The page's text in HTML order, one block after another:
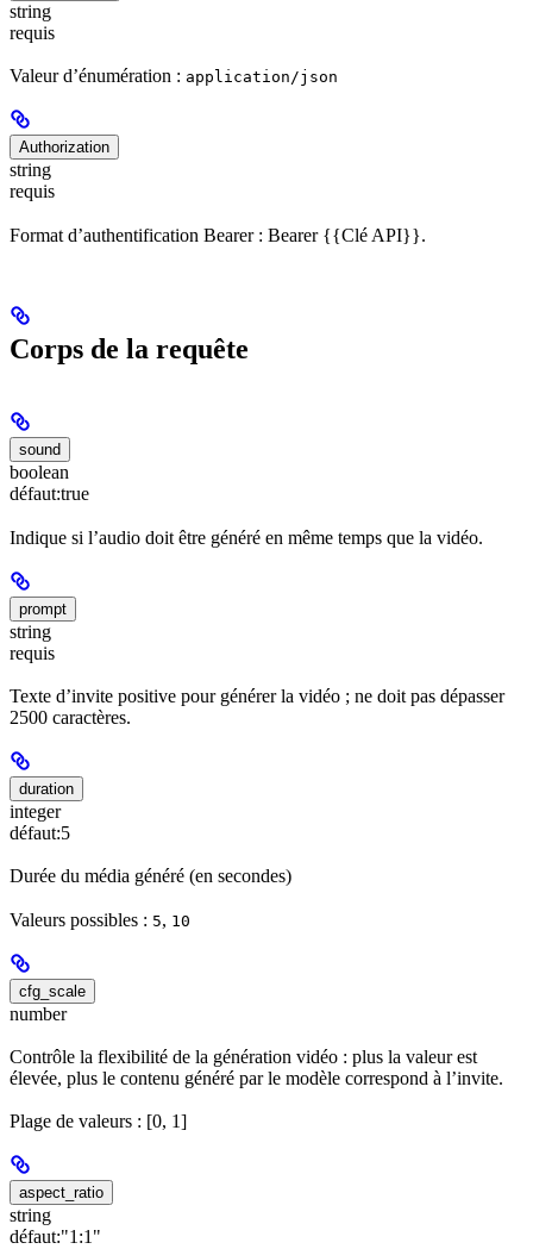
string
requis
Valeur d’énumération : application/json
Authorization
string
requis
Format d’authentification Bearer : Bearer {{Clé API}}.
Corps de la requête
sound
boolean
défaut:true
Indique si l’audio doit être généré en même temps que la vidéo.
prompt
string
requis
Texte d’invite positive pour générer la vidéo ; ne doit pas dépasser
2500 caractères.
duration
integer
défaut:5
Durée du média généré (en secondes)
Valeurs possibles : 5, 10
cfg_scale
number
Contrôle la flexibilité de la génération vidéo : plus la valeur est
élevée, plus le contenu généré par le modèle correspond à l’invite.
Plage de valeurs : [0, 1]
aspect_ratio
string
défaut:"1:1"